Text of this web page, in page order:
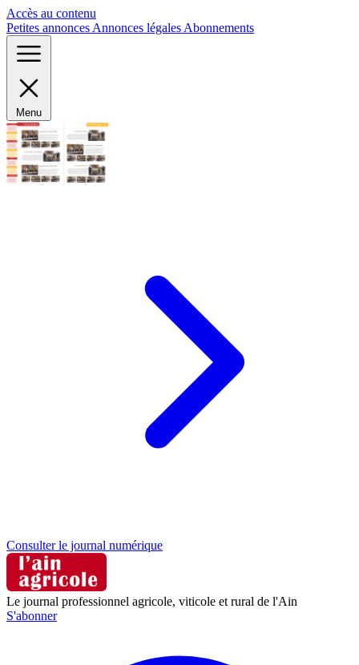
Accès au contenu
Petites annonces Annonces légales Abonnements
Menu
Consulter le journal numérique
Le journal professionnel agricole, viticole et rural de l'Ain
S'abonner
Panneau de gestion des cookies